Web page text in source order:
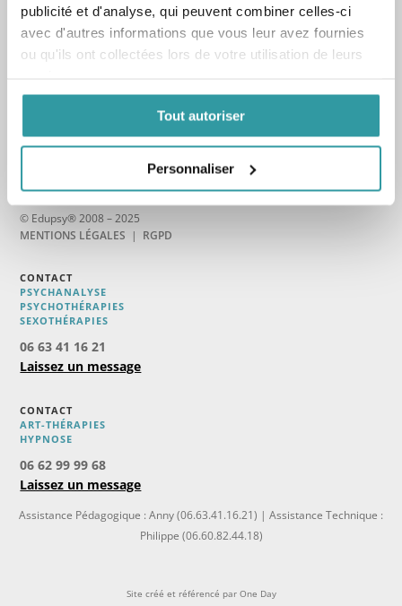
publicité et d'analyse, qui peuvent combiner celles-ci
avec d'autres informations que vous leur avez fournies
ou qu'ils ont collectées lors de votre utilisation de leurs
Tout autoriser
Personnaliser
_
AVIGNON
MARSEILLE
CALENDRIER DES COURS
© Edupsy® 2008 – 2025
MENTIONS LÉGALES | RGPD
CONTACT
PSYCHANALYSE
PSYCHOTHÉRAPIES
SEXOTHÉRAPIES
06 63 41 16 21
Laissez un message
CONTACT
ART-THÉRAPIES
HYPNOSE
06 62 99 99 68
Laissez un message
Assistance Pédagogique : Anny (06.63.41.16.21) | Assistance Technique :
Philippe (06.60.82.44.18)
Site créé et référencé par One Day